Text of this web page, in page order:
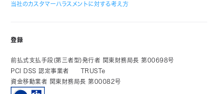
当社のカスタマーハラスメントに対する考え方
登録
前払式支払手段(第三者型)発行者 関東財務局長 第00698号
PCI DSS 認定事業者
TRUSTe
資金移動業者 関東財務局長 第00082号